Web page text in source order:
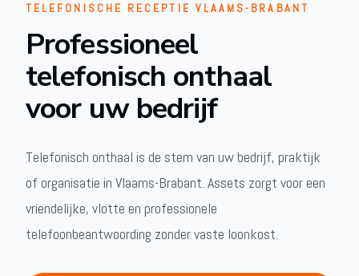
TELEFONISCHE RECEPTIE VLAAMS-BRABANT
Professioneel
telefonisch onthaal
voor uw bedrijf
Telefonisch onthaal is de stem van uw bedrijf, praktijk
of organisatie in Vlaams-Brabant. Assets zorgt voor een
vriendelijke, vlotte en professionele
telefoonbeantwoording zonder vaste loonkost.